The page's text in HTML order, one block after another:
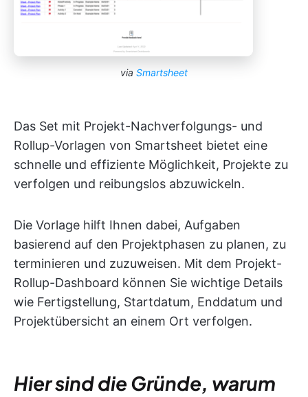
via Smartsheet
Das Set mit Projekt-Nachverfolgungs- und
Rollup-Vorlagen von Smartsheet bietet eine
schnelle und effiziente Möglichkeit, Projekte zu
verfolgen und reibungslos abzuwickeln.
Die Vorlage hilft Ihnen dabei, Aufgaben
basierend auf den Projektphasen zu planen, zu
terminieren und zuzuweisen. Mit dem Projekt-
Rollup-Dashboard können Sie wichtige Details
wie Fertigstellung, Startdatum, Enddatum und
Projektübersicht an einem Ort verfolgen.
Hier sind die Gründe, warum